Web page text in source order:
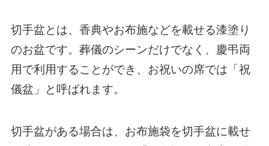
切手盆とは、香典やお布施などを載せる漆塗り
のお盆です。葬儀のシーンだけでなく、慶弔両
用で利用することができ、お祝いの席では「祝
儀盆」と呼ばれます。
切手盆がある場合は、お布施袋を切手盆に載せ